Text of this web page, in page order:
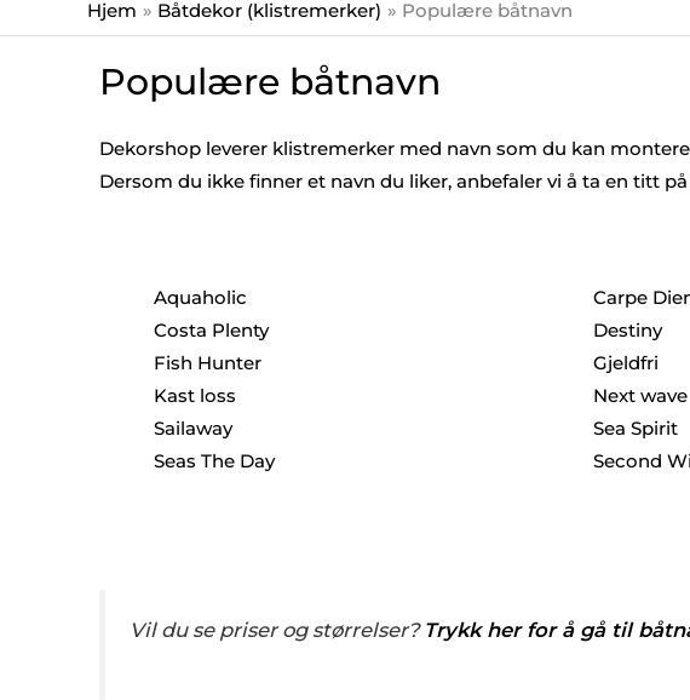
Hjem Båtdekor (klistremerker) Populære båtnavn
Populære båtnavn
Dekorshop leverer klistremerker med navn som du kan
Dersom du ikke finner et navn du liker, anbefaler vi å ta en titt på
Aquaholic
Costa Plenty
Fish Hunter
Kast loss
Sailaway
Seas The Day
Carpe
Destiny
Gjeldfri
Next wave
Sea Spirit
Second
Vil du se priser og størrelser? Trykk her for å gå til